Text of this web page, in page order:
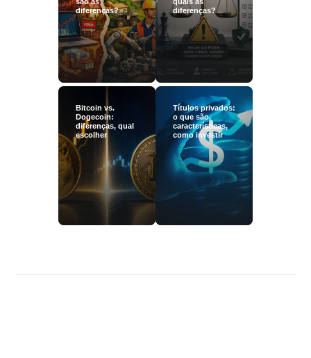
diferenças?
diferenças?
Bitcoin vs.
Dogecoin:
diferenças, qual
escolher
Títulos privados:
o que são,
características,
como investir